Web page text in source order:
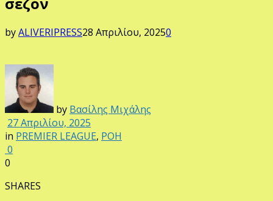
byALIVERIPRESS28 Απριλίου, 20250
by Βασίλης Μιχάλης
27 Απριλίου, 2025
in PREMIER LEAGUE, ΡΟΗ
0
0
SHARES